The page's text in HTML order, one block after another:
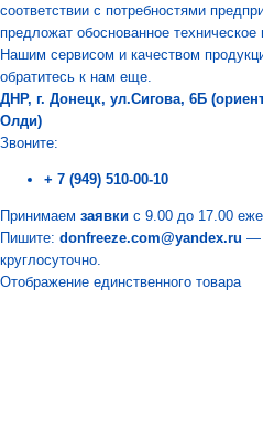
соответствии с потребностями
предложат обоснованное техническое
Нашим сервисом и качеством
обратитесь к нам еще.
ДНР, г. Донецк, ул.Сигова, 6Б
Олди)
Звоните:
+ 7 (949) 510-00-10
Принимаем заявки с 9.00 до 17.00
Пишите: donfreeze.com@yandex.ru —
круглосуточно.
Отображение единственного товара